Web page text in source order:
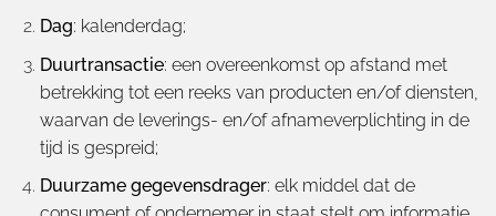
Dag: kalenderdag;
Duurtransactie: een overeenkomst op afstand met
betrekking tot een reeks van producten en/of diensten,
waarvan de leverings- en/of afnameverplichting in de
tijd is gespreid;
Duurzame gegevensdrager: elk middel dat de